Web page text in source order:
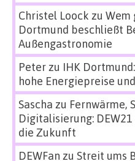
Christel Loock zu Wem
Dortmund beschließt
Außengastronomie
Peterzu IHK
hohe Energiepreise
Sascha zu Fernwärme,
Digitalisierung:
die Zukunft
DEWFan zu Streit ums